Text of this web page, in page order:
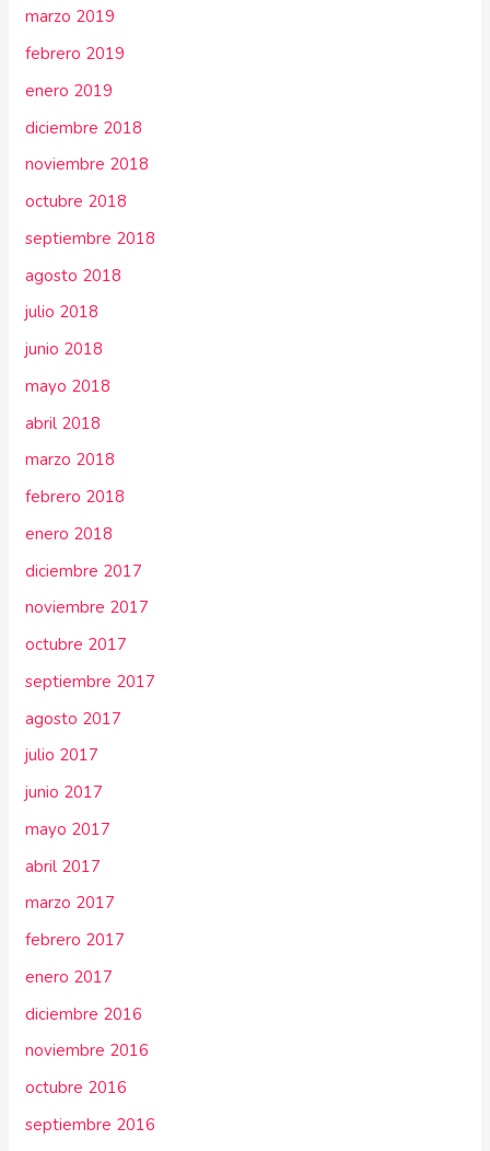
marzo 2019
febrero 2019
enero 2019
diciembre 2018
noviembre 2018
octubre 2018
septiembre 2018
agosto 2018
julio 2018
junio 2018
mayo 2018
abril 2018
marzo 2018
febrero 2018
enero 2018
diciembre 2017
noviembre 2017
octubre 2017
septiembre 2017
agosto 2017
julio 2017
junio 2017
mayo 2017
abril 2017
marzo 2017
febrero 2017
enero 2017
diciembre 2016
noviembre 2016
octubre 2016
septiembre 2016